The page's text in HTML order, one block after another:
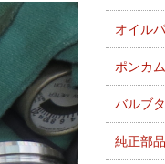
オイル
ポンカ
バルブ
純正部